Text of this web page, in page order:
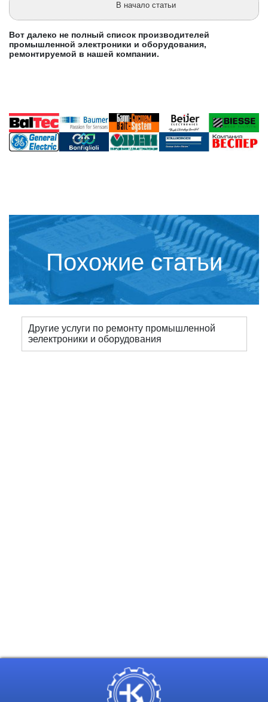
В начало статьи
Вот далеко не полный список производителей
промышленной электроники и оборудования,
ремонтируемой в нашей компании.
Похожие статьи
Другие услуги по ремонту промышленной
эелектроники и оборудования